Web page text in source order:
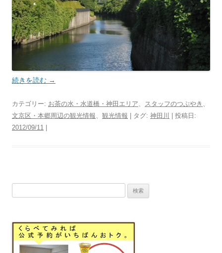
続きを読む →
カテゴリー: お茶の水・水道橋・神田エリア スタッフのつぶやき
文京区・本郷周辺の観光情報
観光情報 | タグ: 神田川
| 投稿日:
2012/09/11